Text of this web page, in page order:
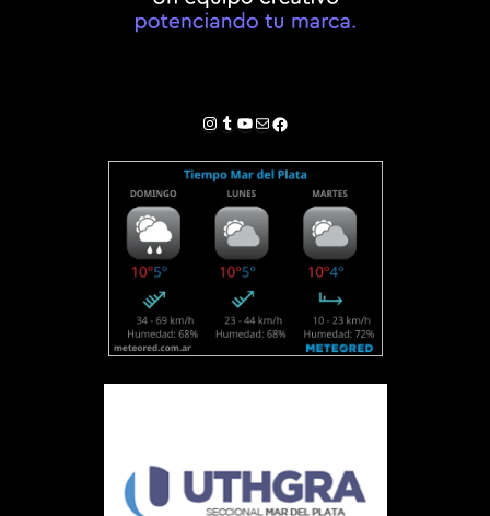
Instagram
Tumblr
YouTube
Correo electrónico
Facebook